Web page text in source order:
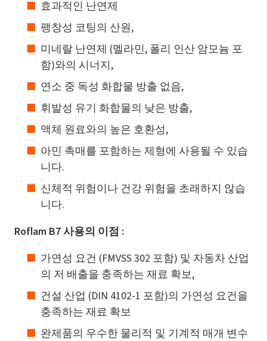
효과적인 난연제
팽창성 코팅의 산원,
미네랄 난연제 (멜라민, 폴리 인산 암모늄 포
함)와의 시너지,
연소 중 독성 화합물 방출 없음,
휘발성 유기 화합물의 낮은 방출,
액체 원료와의 높은 호환성,
아민 촉매를 포함하는 제형에 사용될 수 있습
니다.
신체적 위험이나 건강 위험을 초래하지 않습
니다.
Roflam B7 사용의 이점 :
가연성 요건 (FMVSS 302 포함) 및 자동차 산업
의 저 배출을 충족하는 재료 확보,
건설 산업 (DIN 4102-1 포함)의 가연성 요건을
충족하는 재료 확보
완제품의 우수한 물리적 및 기계적 매개 변수